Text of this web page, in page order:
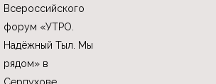
Всероссийского
форум «УТРО.
Надёжный Тыл. Мы
рядом» в